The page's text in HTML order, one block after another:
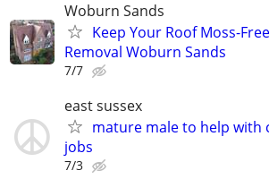
Woburn Sands
Keep Your Roof Moss-
Removal Woburn Sands
7/7
east sussex
mature male to help with
jobs
7/3